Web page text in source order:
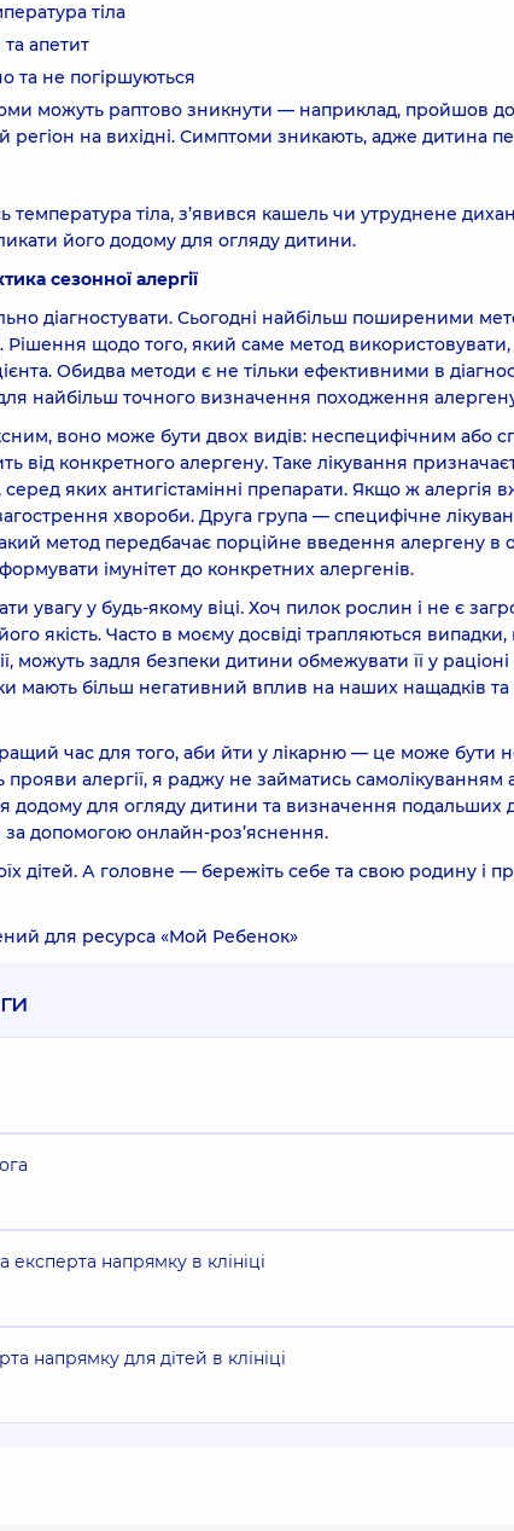
тіла
апетит
та не погіршуються
можуть раптово зникнути — наприклад, пройшов
регіон на вихідні. Симптоми зникають, адже дитина
тіла, з’явився кашель чи утруднене
його додому для огляду дитини.
сезонної алергії
діагностувати. Сьогодні найбільш поширеними
Рішення щодо того, який саме метод
Обидва методи є не тільки ефективними в
найбільш точного визначення походження
воно може бути двох видів: неспецифічним або
від конкретного алергену. Таке лікування
яких антигістамінні препарати. Якщо ж алергія
хвороби. Друга група — специфічне
метод передбачає порційне введення алергену в
імунітет до конкретних алергенів.
увагу у будь-якому віці. Хоч пилок рослин і не є
якість. Часто в моєму досвіді трапляються
задля безпеки дитини обмежувати її у раціоні
мають більш негативний вплив на наших нащадків
час для того, аби йти у лікарню — це може бути
алергії, я раджу не займатись самолікуванням
додому для огляду дитини та визначення подальших
за допомогою онлайн-роз’яснення.
дітей. А головне — бережіть себе та свою родину і
для ресурса «Мой Ребенок»
експерта напрямку в клініці
напрямку для дітей в клініці